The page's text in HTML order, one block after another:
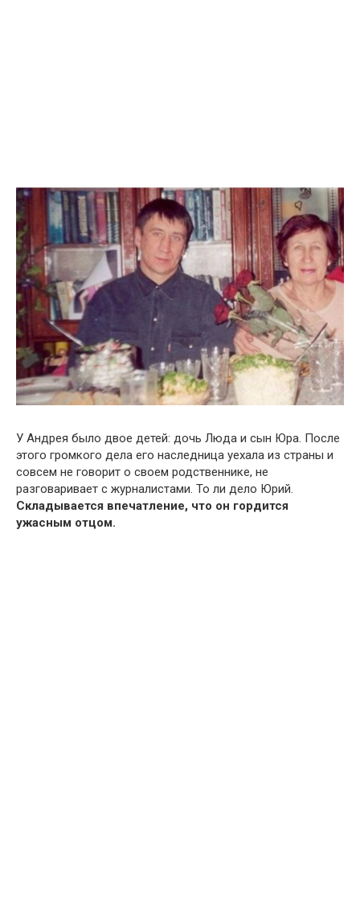
У Андрея было двое детей: дочь Люда и сын Юра. После
этого громкого дела его наследница уехала из страны и
совсем не говорит о своем родственнике, не
разговаривает с журналистами. То ли дело Юрий.
Складывается впечатление, что он гордится
ужасным отцом.